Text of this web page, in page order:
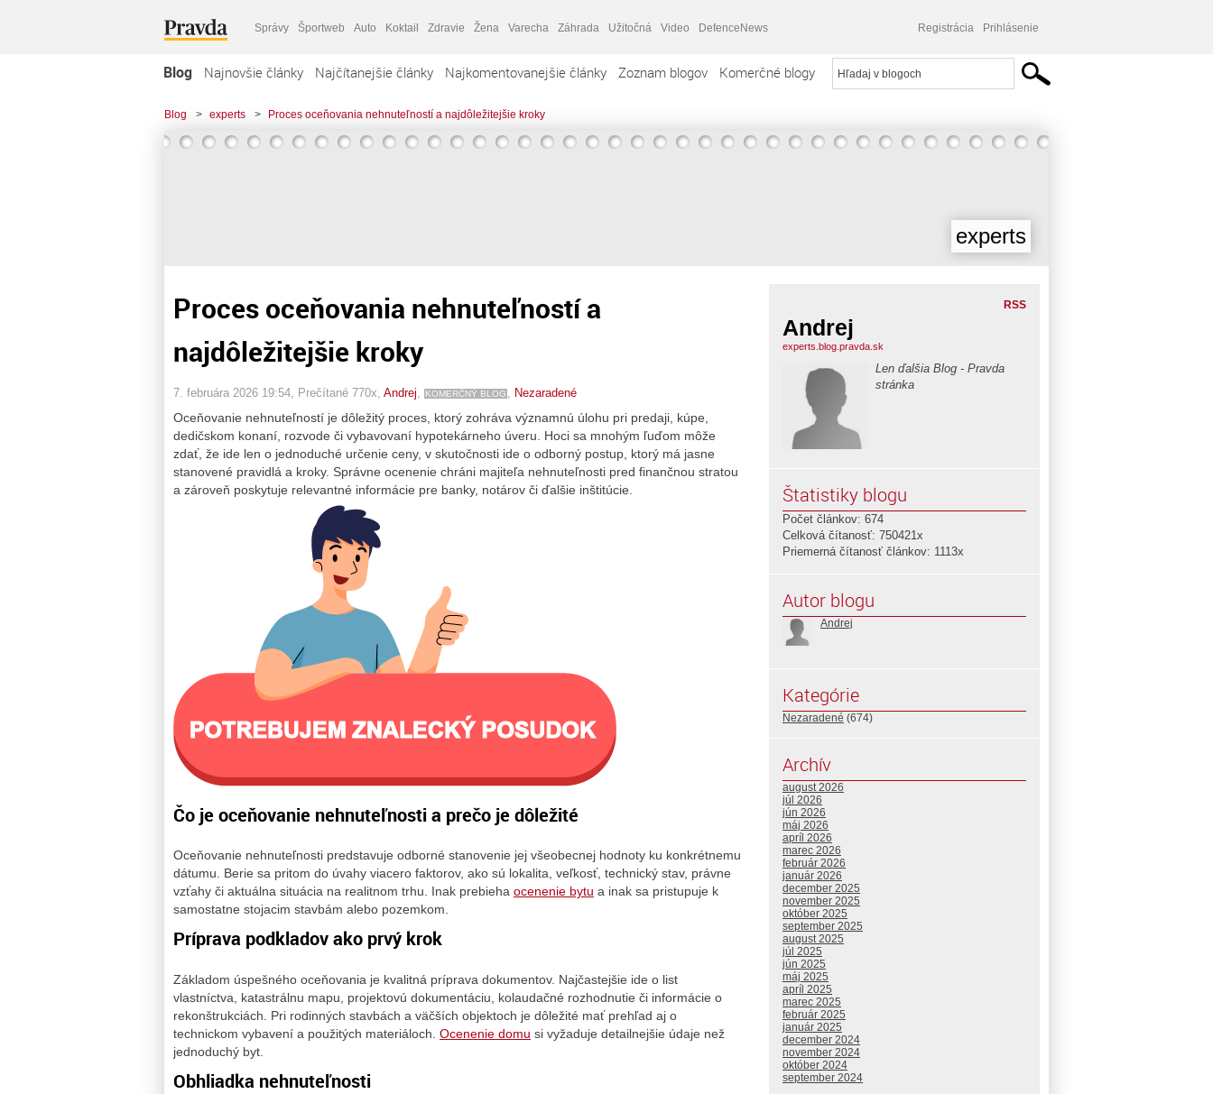
Správy Športweb Auto Koktail Zdravie Žena Varecha Záhrada Užitočná Video DefenceNews Registrácia Prihlásenie
Blog Najnovšie články Najčítanejšie články Najkomentovanejšie články Zoznam blogov Komerčné blogy
Blog > experts > Proces oceňovania nehnuteľností a najdôležitejšie kroky
experts
Proces oceňovania nehnuteľností a
najdôležitejšie kroky
7. februára 2026 19:54 , Prečítané 770x, Andrej KOMERČNÝ BLOG Nezaradené
Oceňovanie nehnuteľností je dôležitý proces, ktorý zohráva významnú úlohu pri predaji, kúpe,
dedičskom konaní, rozvode či vybavovaní hypotekárneho úveru. Hoci sa mnohým ľuďom môže
zdať, že ide len o jednoduché určenie ceny, v skutočnosti ide o odborný postup, ktorý má jasne
stanovené pravidlá a kroky. Správne ocenenie chráni majiteľa nehnuteľnosti pred finančnou stratou
a zároveň poskytuje relevantné informácie pre banky, notárov či ďalšie inštitúcie.
Čo je oceňovanie nehnuteľnosti a prečo je dôležité
Oceňovanie nehnuteľnosti predstavuje odborné stanovenie jej všeobecnej hodnoty ku konkrétnemu
dátumu. Berie sa pritom do úvahy viacero faktorov, ako sú lokalita, veľkosť, technický stav, právne
vzťahy či aktuálna situácia na realitnom trhu. Inak prebieha ocenenie bytu a inak sa pristupuje k
samostatne stojacim stavbám alebo pozemkom.
Príprava podkladov ako prvý krok
Základom úspešného oceňovania je kvalitná príprava dokumentov. Najčastejšie ide o list
vlastníctva, katastrálnu mapu, projektovú dokumentáciu, kolaudačné rozhodnutie či informácie o
rekonštrukciách. Pri rodinných stavbách a väčších objektoch je dôležité mať prehľad aj o
technickom vybavení a použitých materiáloch. Ocenenie domu si vyžaduje detailnejšie údaje než
jednoduchý byt.
Obhliadka nehnuteľnosti
RSS
Andrej
experts.blog.pravda.sk
Len ďalšia Blog - Pravda
stránka
Štatistiky blogu
Počet článkov: 674
Celková čítanosť: 750421x
Priemerná čítanosť článkov: 1113x
Autor blogu
Andrej
Kategórie
Nezaradené (674)
Archív
august 2026
júl 2026
jún 2026
máj 2026
apríl 2026
marec 2026
február 2026
január 2026
december 2025
november 2025
október 2025
september 2025
august 2025
júl 2025
jún 2025
máj 2025
apríl 2025
marec 2025
február 2025
január 2025
december 2024
november 2024
október 2024
september 2024